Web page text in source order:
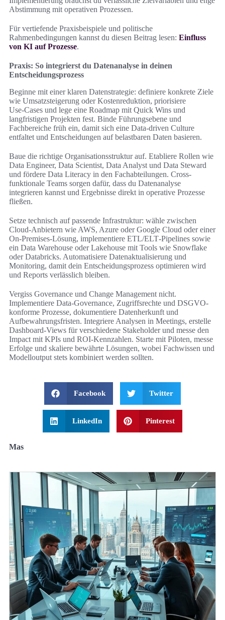
Abstimmung mit operativen Prozessen.
Für vertiefende Praxisbeispiele und politische
Rahmenbedingungen kannst du diesen Beitrag lesen: Einfluss
von KI auf Prozesse.
Praxis: So integrierst du Datenanalyse in deinen
Entscheidungsprozess
Beginne mit einer klaren Datenstrategie: definiere konkrete Ziele
wie Umsatzsteigerung oder Kostenreduktion, priorisiere
Use‑Cases und lege eine Roadmap mit Quick Wins und
langfristigen Projekten fest. Binde Führungsebene und
Fachbereiche früh ein, damit sich eine Data-driven Culture
entfaltet und Entscheidungen auf belastbaren Daten basieren.
Baue die richtige Organisationsstruktur auf. Etabliere Rollen wie
Data Engineer, Data Scientist, Data Analyst und Data Steward
und fördere Data Literacy in den Fachabteilungen. Cross-
funktionale Teams sorgen dafür, dass du Datenanalyse
integrieren kannst und Ergebnisse direkt in operative Prozesse
fließen.
Setze technisch auf passende Infrastruktur: wähle zwischen
Cloud‑Anbietern wie AWS, Azure oder Google Cloud oder einer
On‑Premises‑Lösung, implementiere ETL/ELT‑Pipelines sowie
ein Data Warehouse oder Lakehouse mit Tools wie Snowflake
oder Databricks. Automatisiere Datenaktualisierung und
Monitoring, damit dein Entscheidungsprozess optimieren wird
und Reports verlässlich bleiben.
Vergiss Governance und Change Management nicht.
Implementiere Data‑Governance, Zugriffsrechte und DSGVO-
konforme Prozesse, dokumentiere Datenherkunft und
Aufbewahrungsfristen. Integriere Analysen in Meetings, erstelle
Dashboard‑Views für verschiedene Stakeholder und messe den
Impact mit KPIs und ROI‑Kennzahlen. Starte mit Piloten, messe
Erfolge und skaliere bewährte Lösungen, wobei Fachwissen und
Modelloutput stets kombiniert werden sollten.
Facebook Twitter
LinkedIn Pinterest
Mas